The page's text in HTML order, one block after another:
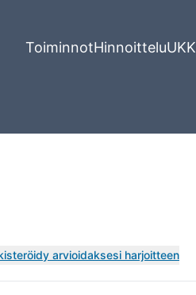
ToiminnotHinnoitteluUKK
arvioidaksesi harjoitteen